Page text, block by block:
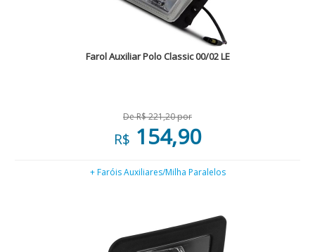
Farol Auxiliar Polo Classic 00/02 LE
De R$ 221,20 por
R$ 154,90
+ Faróis Auxiliares/Milha Paralelos